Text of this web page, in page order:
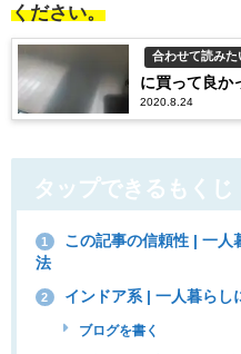
ください。
合わせて読みた
に買って良か
2020.8.24
タップできるもくじ
1
この記事の信頼性 | 一人
法
2 インドア系 | 一人暮らし
ブログを書く